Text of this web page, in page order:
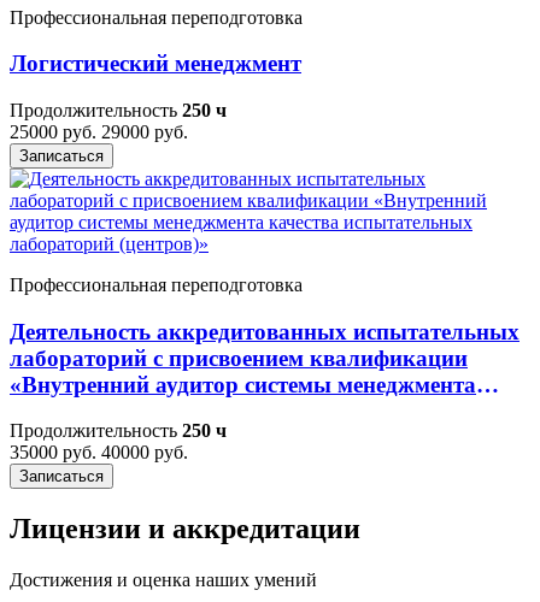
Профессиональная переподготовка
Логистический менеджмент
Продолжительность 250 ч
25000 руб. 29000 руб.
Записаться
Профессиональная переподготовка
Деятельность аккредитованных испытательных
лабораторий с присвоением квалификации
«Внутренний аудитор системы менеджмента
(центров)»
Продолжительность 250 ч
35000 руб. 40000 руб.
Записаться
Лицензии и аккредитации
Достижения и оценка наших умений